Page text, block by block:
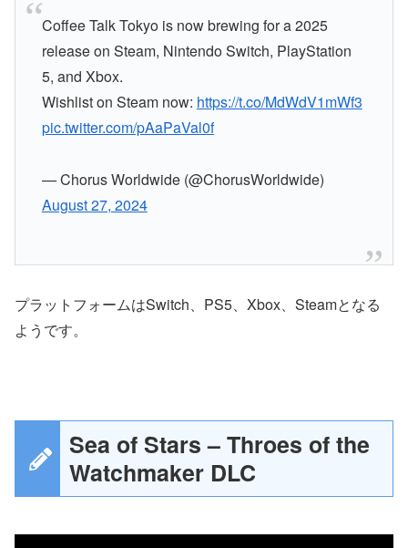
Coffee Talk Tokyo is now brewing for a 2025
release on Steam, Nintendo Switch, PlayStation
5, and Xbox.
Wishlist on Steam now: https://t.co/MdWdV1mWf3
pic.twitter.com/pAaPaVal0f
— Chorus Worldwide (@ChorusWorldwide)
August 27, 2024
プラットフォームはSwitch、PS5、Xbox、Steamとなる
ようです。
Sea of Stars – Throes of the
Watchmaker DLC